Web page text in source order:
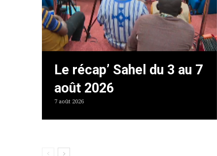
Le récap’ Sahel du 3 au 7
août 2026
7 août 2026